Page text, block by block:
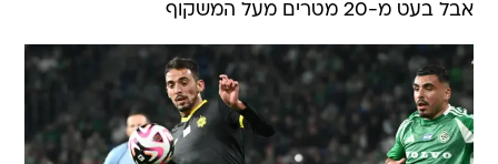
אבל בעט מ-20 מטרים מעל המשקוף